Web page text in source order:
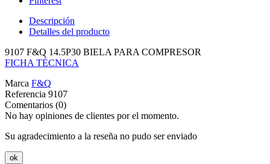
Descripción
Detalles del producto
9107 F&Q 14.5P30 BIELA PARA COMPRESOR
FICHA TÉCNICA
Marca F&Q
Referencia 9107
Comentarios (0)
No hay opiniones de clientes por el momento.
Su agradecimiento a la reseña no pudo ser enviado
ok